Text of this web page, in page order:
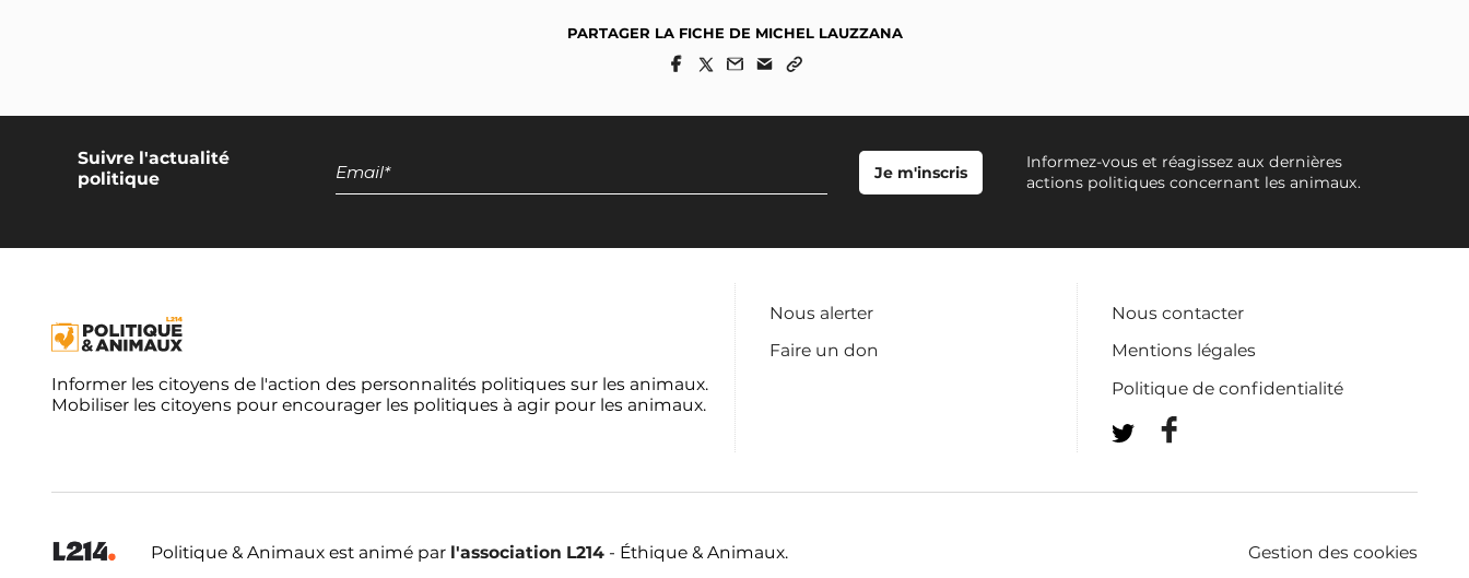
PARTAGER LA FICHE DE MICHEL LAUZZANA
Suivre l'actualité
politique
Informez-vous et réagissez aux dernières
actions politiques concernant les animaux.
Informer les citoyens de l'action des personnalités politiques sur les animaux.
Mobiliser les citoyens pour encourager les politiques à agir pour les animaux.
Nous alerter
Faire un don
Nous contacter
Mentions légales
Politique de confidentialité
Politique & Animaux est animé par l'association L214 - Éthique & Animaux. Gestion des cookies